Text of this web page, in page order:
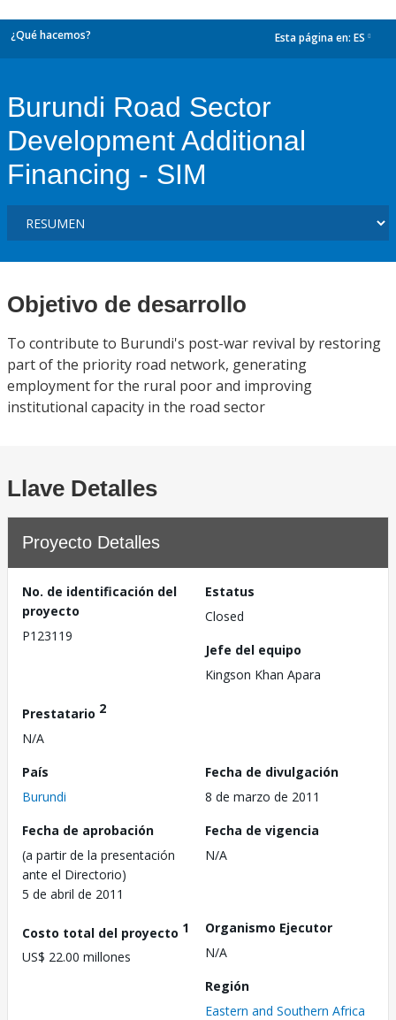
¿Qué hacemos? Esta página en: ES
Burundi Road Sector
Development Additional
Financing - SIM
Objetivo de desarrollo
To contribute to Burundi's post-war revival by restoring
part of the priority road network, generating
employment for the rural poor and improving
institutional capacity in the road sector
Llave Detalles
Proyecto Detalles
No. de identificación del
proyecto
P123119
Estatus
Closed
Jefe del equipo
Kingson Khan Apara
Prestatario 2
N/A
País
Burundi
Fecha de divulgación
8 de marzo de 2011
Fecha de aprobación
(a partir de la presentación
ante el Directorio)
5 de abril de 2011
Fecha de vigencia
N/A
Costo total del proyecto 1
US$ 22.00 millones
Organismo Ejecutor
N/A
Región
Eastern and Southern Africa